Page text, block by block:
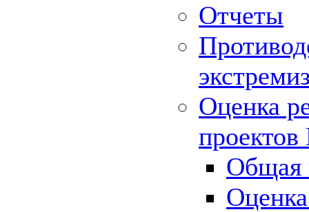
Отчеты
Оценка
Общая